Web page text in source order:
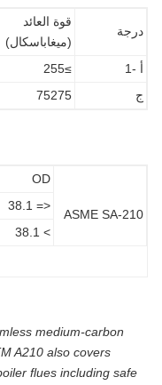
قوة العائد
(ميغاباسكال)
75275
ASME SA-
medium-carbon
A210 also covers
boiler flues including